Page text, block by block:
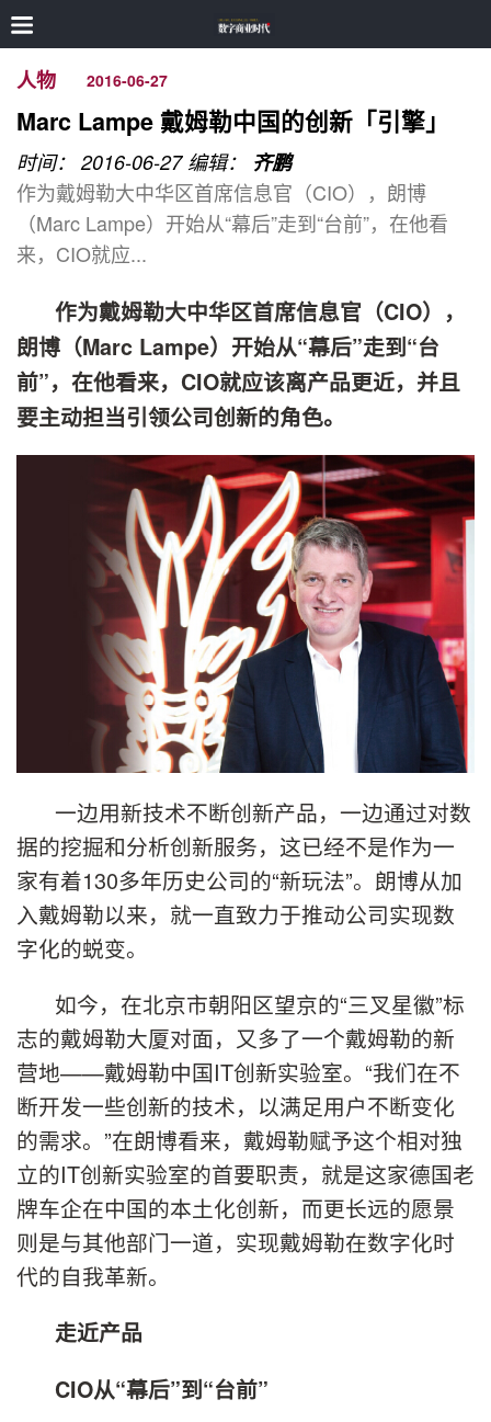
人物 2016-06-27
Marc Lampe 戴姆勒中国的创新「引擎」
时间： 2016-06-27 编辑： 齐鹏
作为戴姆勒大中华区首席信息官（CIO），朗博
（Marc Lampe）开始从“幕后”走到“台前”，在他看
来，CIO就应...
作为戴姆勒大中华区首席信息官（CIO），
朗博（Marc Lampe）开始从“幕后”走到“台
前”，在他看来，CIO就应该离产品更近，并且
要主动担当引领公司创新的角色。
一边用新技术不断创新产品，一边通过对数
据的挖掘和分析创新服务，这已经不是作为一
家有着130多年历史公司的“新玩法”。朗博从加
入戴姆勒以来，就一直致力于推动公司实现数
字化的蜕变。
如今，在北京市朝阳区望京的“三叉星徽”标
志的戴姆勒大厦对面，又多了一个戴姆勒的新
营地——戴姆勒中国IT创新实验室。“我们在不
断开发一些创新的技术，以满足用户不断变化
的需求。”在朗博看来，戴姆勒赋予这个相对独
立的IT创新实验室的首要职责，就是这家德国老
牌车企在中国的本土化创新，而更长远的愿景
则是与其他部门一道，实现戴姆勒在数字化时
代的自我革新。
走近产品
CIO从“幕后”到“台前”